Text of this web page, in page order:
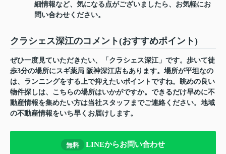
細情報など、気になる点がございましたら、お気軽にお
問い合わせください。
クラシェス深江のコメント(おすすめポイント)
ぜひ一度見ていただきたい、「クラシェス深江」です。歩いて徒
歩3分の場所にスギ薬局 阪神深江店もあります。場所が平坦なの
は、ランニングをする上で抑えたいポイントですね。眺めの良い
物件探しは、こちらの場所はいかがですか。できるだけ早めに不
動産情報を集めたい方は当社スタッフまでご連絡ください。地域
の不動産情報をいち早くお届けします。
無料 LINEからお問い合わせ